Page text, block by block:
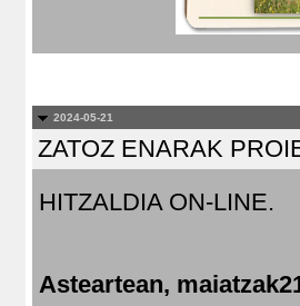
2024-05-21
ZATOZ ENARAK
HITZALDIA ON-LINE.
Asteartean,